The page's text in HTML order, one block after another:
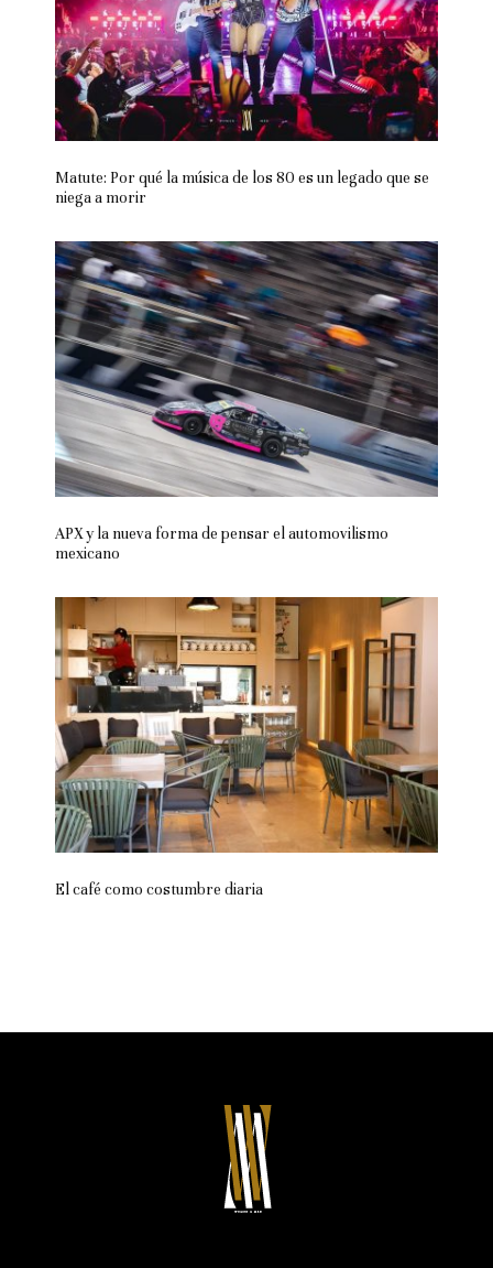
Matute: Por qué la música de los 80 es un legado que se
niega a morir
APX y la nueva forma de pensar el automovilismo
mexicano
El café como costumbre diaria